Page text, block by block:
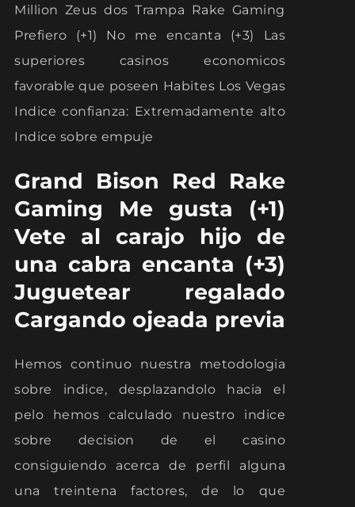
Million Zeus dos Trampa Rake Gaming
Prefiero (+1) No me encanta (+3) Las
superiores casinos economicos
favorable que poseen Habites Los Vegas
Indice confianza: Extremadamente alto
Indice sobre empuje
Grand Bison Red Rake
Gaming Me gusta (+1)
Vete al carajo hijo de
una cabra encanta (+3)
Juguetear regalado
Cargando ojeada previa
Hemos continuo nuestra metodologia
sobre indice, desplazandolo hacia el
pelo hemos calculado nuestro indice
sobre decision de el casino
consiguiendo acerca de perfil alguna
una treintena factores, de lo que